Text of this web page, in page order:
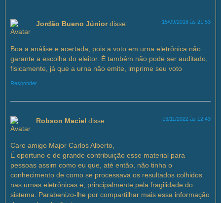
Jordão Bueno Júnior disse: 15/09/2018 às 21:53
Boa a análise e acertada, pois a voto em urna eletrônica não
garante a escolha do eleitor. É também não pode ser auditado,
fisicamente, já que a urna não emite, imprime seu voto
Responder
Robson Maciel disse: 13/11/2022 às 12:43
Caro amigo Major Carlos Alberto,
É oportuno e de grande contribuição esse material para
pessoas assim como eu que, até então, não tinha o
conhecimento de como se processava os resultados colhidos
nas urnas eletrônicas e, principalmente pela fragilidade do
sistema. Parabenizo-lhe por compartilhar mais essa informação